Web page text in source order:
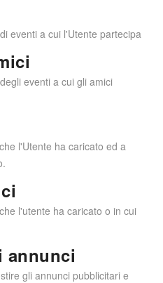
eventi a cui l'Utente partecipa
eventi a cui gli amici
l'Utente ha caricato ed a
l'utente ha caricato o in cui
annunci
gli annunci pubblicitari e